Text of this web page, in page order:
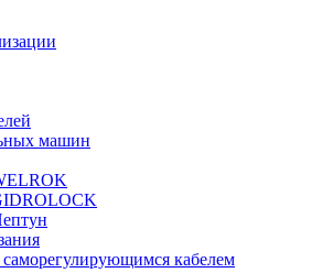
машин
кабелем